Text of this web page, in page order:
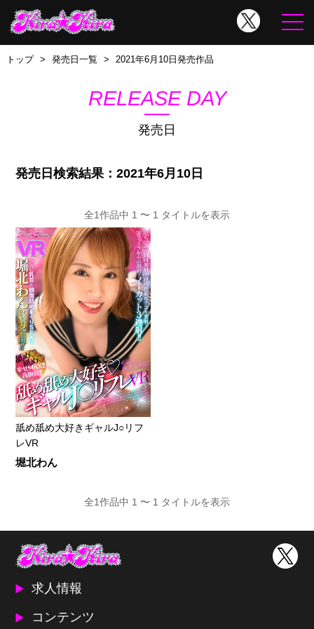
トップ 発売日一覧 2021年6月10日発売作品
RELEASE DAY
発売日
発売日検索結果：2021年6月10日
全1作品中 1 〜 1 タイトルを表示
舐め舐め大好きギャルJ○リフ
レVR
堀北わん
全1作品中 1 〜 1 タイトルを表示
求人情報
コンテンツ